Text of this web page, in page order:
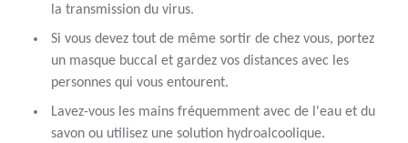
la transmission du virus.
Si vous devez tout de même sortir de chez vous, portez
un masque buccal et gardez vos distances avec les
personnes qui vous entourent.
Lavez-vous les mains fréquemment avec de l'eau et du
savon ou utilisez une solution hydroalcoolique.